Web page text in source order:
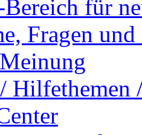
für
Fragen
Hilfethemen